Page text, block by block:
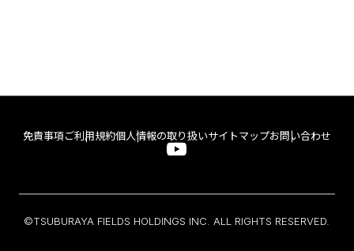
免責事項 ご利用規約個人情報の取り扱いサイトマップお問い合わせ
©TSUBURAYA FIELDS HOLDINGS INC. ALL RIGHTS RESERVED.